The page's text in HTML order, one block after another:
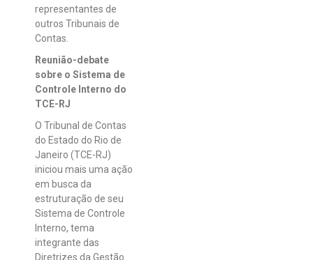
representantes de
outros Tribunais de
Contas.
Reunião-debate
sobre o Sistema de
Controle Interno do
TCE-RJ
O Tribunal de Contas
do Estado do Rio de
Janeiro (TCE-RJ)
iniciou mais uma ação
em busca da
estruturação de seu
Sistema de Controle
Interno, tema
integrante das
Diretrizes da Gestão